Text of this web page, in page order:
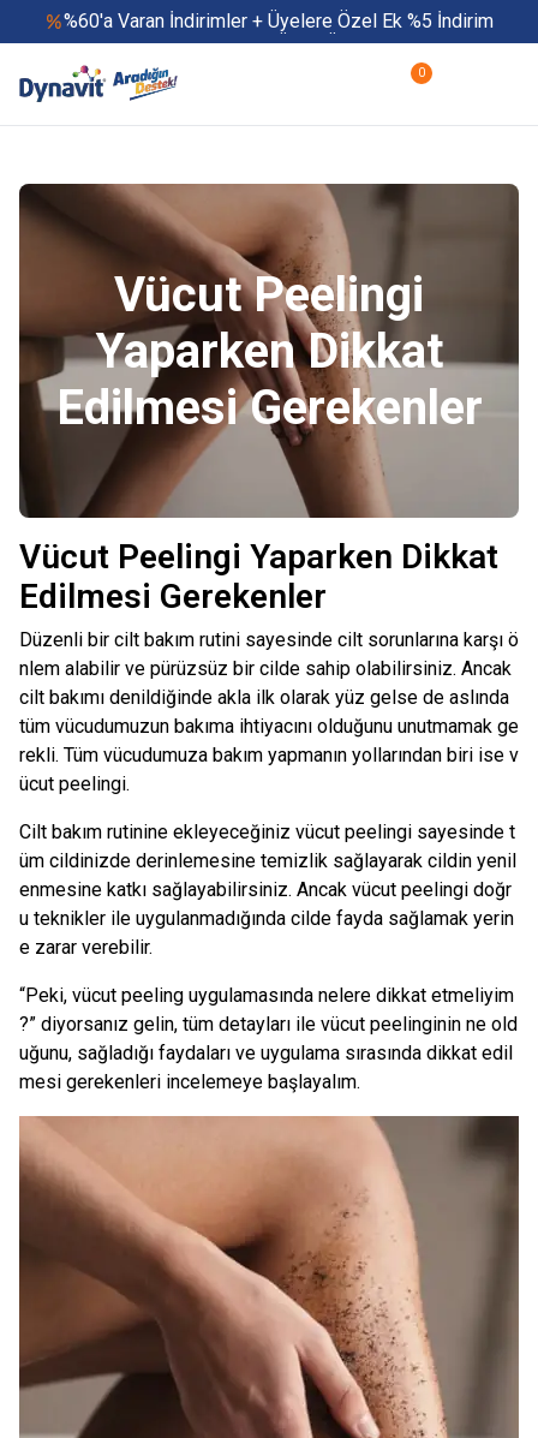
%60'a Varan İndirimler + Üyelere Özel Ek %5 İndirim
Yaz Boyu 500 TL ve Üzeri Ücretsiz Kargo
Yaza Özel Fırsatlar Başladı
0
Vücut Peelingi
Yaparken Dikkat
Edilmesi Gerekenler
Vücut Peelingi Yaparken Dikkat
Edilmesi Gerekenler
Düzenli bir cilt bakım rutini sayesinde cilt sorunlarına karşı ö
nlem alabilir ve pürüzsüz bir cilde sahip olabilirsiniz. Ancak
cilt bakımı denildiğinde akla ilk olarak yüz gelse de aslında
tüm vücudumuzun bakıma ihtiyacını olduğunu unutmamak ge
rekli. Tüm vücudumuza bakım yapmanın yollarından biri ise v
ücut peelingi.
Cilt bakım rutinine ekleyeceğiniz vücut peelingi sayesinde t
üm cildinizde derinlemesine temizlik sağlayarak cildin yenil
enmesine katkı sağlayabilirsiniz. Ancak vücut peelingi doğr
u teknikler ile uygulanmadığında cilde fayda sağlamak yerin
e zarar verebilir.
“Peki, vücut peeling uygulamasında nelere dikkat etmeliyim
?” diyorsanız gelin, tüm detayları ile vücut peelinginin ne old
uğunu, sağladığı faydaları ve uygulama sırasında dikkat edil
mesi gerekenleri incelemeye başlayalım.